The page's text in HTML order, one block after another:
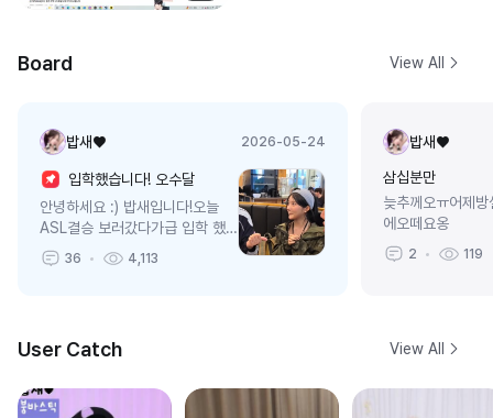
Board View All
밥새♥ 2026-05-24
입학했습니다! 오수달
안녕하세요 :) 밥새입니다!오늘
ASL결승 보러갔다가급 입학 했
습니다...!!!ㅎㅎ....복귀 전에 상문
님이 연락주셔서 고민하고있던 와
36 4,113
밥새♥
삼십분만
늦추께오ㅠ어제
에오떼요옹
2 119
User Catch View All